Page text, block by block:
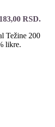
RSD.
Težine 200
likre.